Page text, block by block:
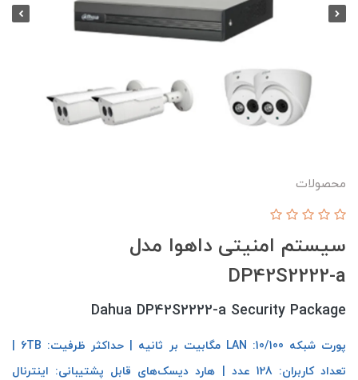
محصولات
سیستم امنیتی داهوا مدل
DP42S2222-a
Dahua DP42S2222-a Security Package
تعداد کاربران: 128 عدد | هارد دیسک‌های قابل پشتیبانی: اینترنال